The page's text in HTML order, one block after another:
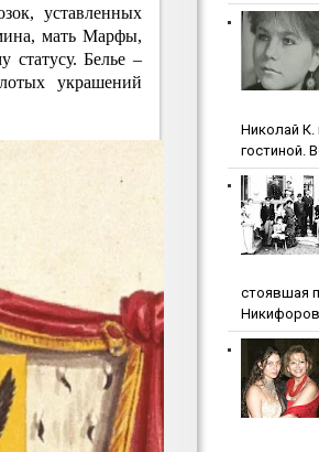
уставленных
мать Марфы,
статусу. Белье –
украшений
Николай К.
гостиной.
стоявшая